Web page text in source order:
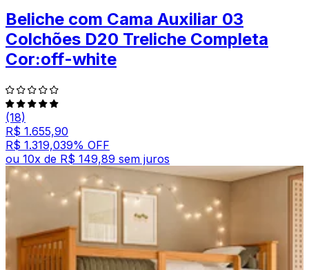
Beliche com Cama Auxiliar 03
Colchões D20 Treliche Completa
Cor:off-white
(18)
R$ 1.655,90
R$ 1.319,039% OFF
ou 10x de R$ 149,89 sem juros